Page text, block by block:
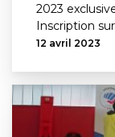
2023
Inscription
12 avril 2023